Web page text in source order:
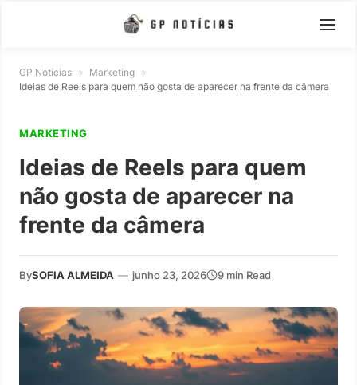
GP Notícias » Marketing »
Ideias de Reels para quem não gosta de aparecer na frente da câmera
MARKETING
Ideias de Reels para quem
não gosta de aparecer na
frente da câmera
BySOFIA ALMEIDA — junho 23, 2026 9 min Read